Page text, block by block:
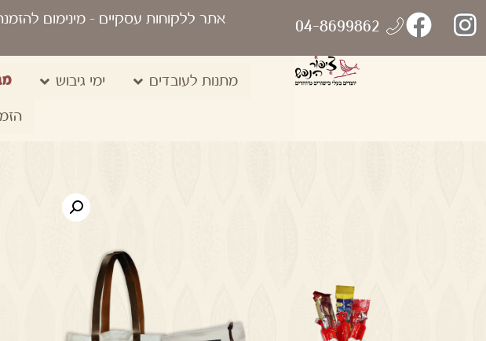
אתר ללקוחות עסקיים- מינימום להזמנה 500 ש“ח ממוצר המחירים לא כוללים מע"מ, מיתוג, משלוח, שקיות 04-8699862
מתנות לעובדים ימי גיבוש